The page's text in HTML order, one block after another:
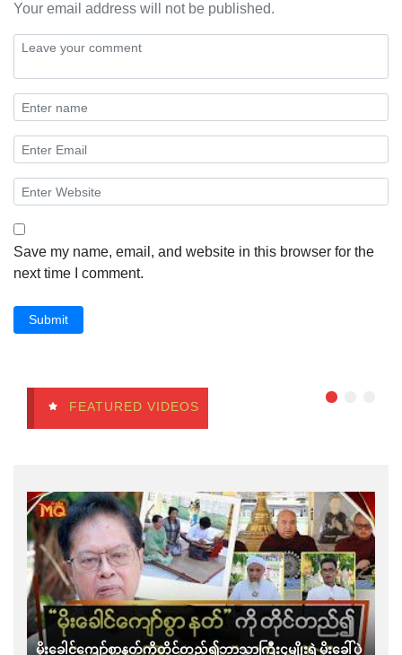
Your email address will not be published.
Save my name, email, and website in this browser for the
next time I comment.
Submit
FEATURED VIDEOS
မိုးခေါင်ကျော်စွာနတ်ကိုတိုင်တည်၍ဘာသာကြီး၄မျိုးရဲ့မိုးခေါ်ပွဲ